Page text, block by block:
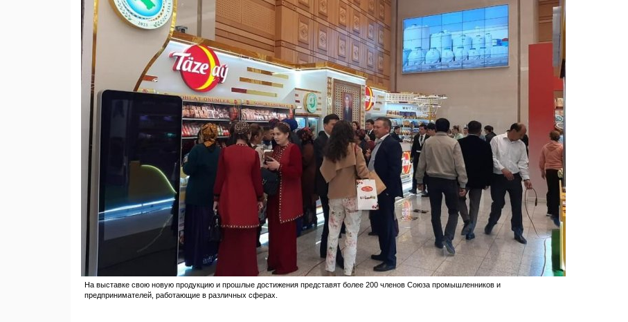
На выставке свою новую продукцию и прошлые достижения представят более 200 членов Союза промышленников и
предпринимателей, работающие в различных сферах.